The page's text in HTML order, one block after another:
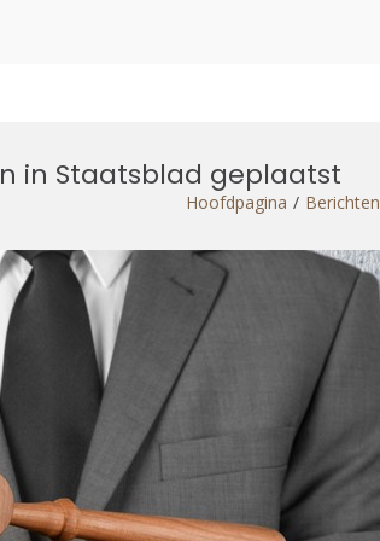
in Staatsblad geplaatst
Hoofdpagina Berichten